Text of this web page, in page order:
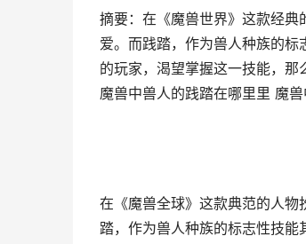
摘要：在《魔兽世界》这款经
爱。而践踏，作为兽人种族的
的玩家，渴望掌握这一技能，
魔兽中兽人的践踏在哪里里 魔
在《魔兽全球》这款典范的人
踏，作为兽人种族的标志性技